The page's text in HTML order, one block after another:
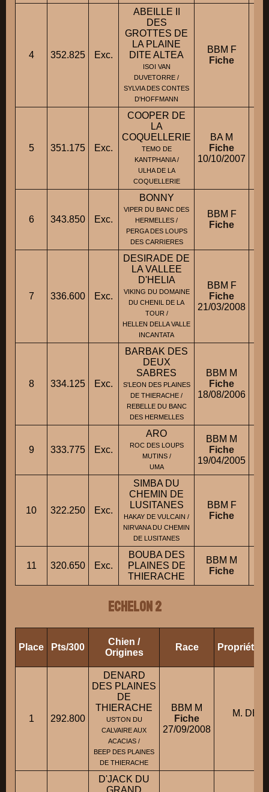
4 352.825 Exc.
ABEILLE II
DES
GROTTES DE
LA PLAINE
DITE ALTEA
ISOI VAN
DUVETORRE /
SYLVIA DES CONTES
D'HOFFMANN
BBM F
Fiche
5 351.175 Exc.
COOPER DE
LA
COQUELLERIE
TEMO DE
KANTPHANIA /
ULHA DE LA
COQUELLERIE
BA M
Fiche
10/10/2007
6 343.850 Exc.
BONNY
VIPER DU BANC DES
HERMELLES /
PERGA DES LOUPS
DES CARRIERES
BBM F
Fiche
7 336.600 Exc.
DESIRADE DE
LA VALLEE
D'HELIA
VIKING DU DOMAINE
DU CHENIL DE LA
TOUR /
HELLEN DELLA VALLE
INCANTATA
BBM F
Fiche
21/03/2008
8 334.125 Exc.
BARBAK DES
DEUX
SABRES
S'LEON DES PLAINES
DE THIERACHE /
REBELLE DU BANC
DES HERMELLES
BBM M
Fiche
18/08/2006
9 333.775 Exc.
ARO
ROC DES LOUPS
MUTINS /
UMA
BBM M
Fiche
19/04/2005
10 322.250 Exc.
SIMBA DU
CHEMIN DE
LUSITANES
HAKAY DE VULCAIN /
NIRVANA DU CHEMIN
DE LUSITANES
BBM F
Fiche
11 320.650 Exc.
BOUBA DES
PLAINES DE
THIERACHE
BBM M
Fiche
ECHELON 2
Place Pts/300
Chien /
Origines
Race
1 292.800
DENARD
DES PLAINES
DE
THIERACHE
US'TON DU
CALVAIRE AUX
ACACIAS /
BEEP DES PLAINES
DE THIERACHE
BBM M
Fiche
27/09/2008
M.
D'JACK DU
GRAND